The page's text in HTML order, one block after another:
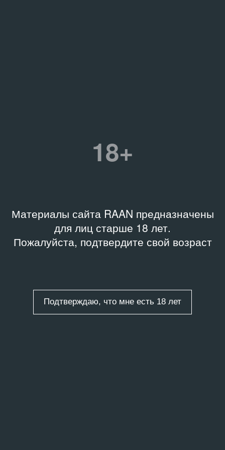
18+
Материалы сайта RAAN предназначены
для лиц старше 18 лет.
Пожалуйста, подтвердите свой возраст
Подтверждаю, что мне есть 18 лет